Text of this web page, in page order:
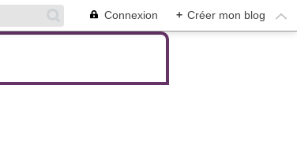
Connexion + Créer mon blog